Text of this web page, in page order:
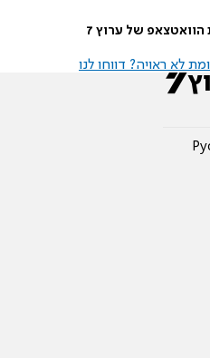
של ערוץ 7
לא ראויה? דווחו לנו